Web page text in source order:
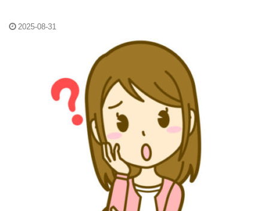
2025-08-31